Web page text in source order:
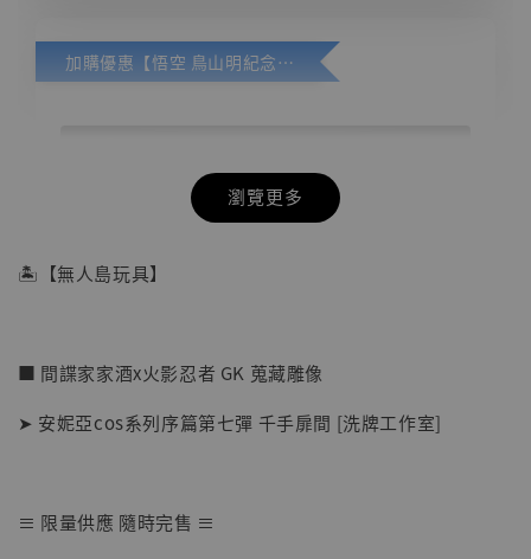
加購優惠【悟空 鳥山明紀念款 [奇蹟工作室]】
瀏覽更多
🏝【無人島玩具】
■ 間諜家家酒x火影忍者 GK 蒐藏雕像
➤ 安妮亞cos系列序篇第七彈 千手扉間 [洗牌工作室]
≡ 限量供應 隨時完售 ≡